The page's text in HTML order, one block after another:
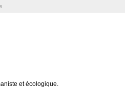
et écologique.